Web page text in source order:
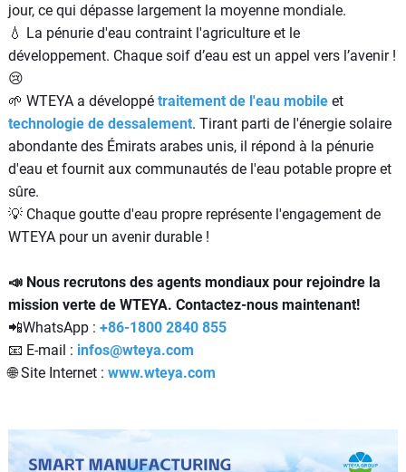
jour, ce qui dépasse largement la moyenne mondiale.
💧 La pénurie d'eau contraint l'agriculture et le
développement. Chaque soif d’eau est un appel vers l’avenir !
😢
🌱 WTEYA a développé traitement de l'eau mobileet
technologie de dessalement. Tirant parti de l'énergie solaire
abondante des Émirats arabes unis, il répond à la pénurie
d'eau et fournit aux communautés de l'eau potable propre et
sûre.
💡 Chaque goutte d'eau propre représente l'engagement de
WTEYA pour un avenir durable !
📣 Nous recrutons des agents mondiaux pour rejoindre la
mission verte de WTEYA. Contactez-nous maintenant!
📲WhatsApp : +86-1800 2840 855
📧 E-mail : infos@wteya.com
🌐 Site Internet : www.wteya.com